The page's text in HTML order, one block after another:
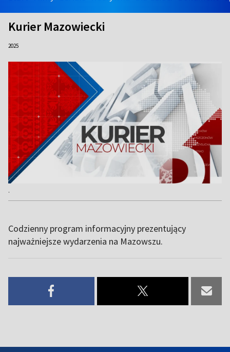
Kurier Mazowiecki
2025
.
Codzienny program informacyjny prezentujący
najważniejsze wydarzenia na Mazowszu.